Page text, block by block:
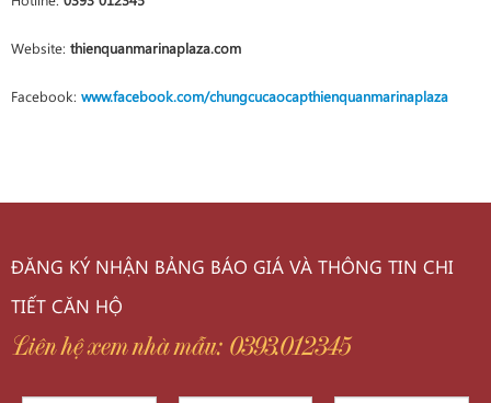
Website: thienquanmarinaplaza.com
Facebook: www.facebook.com/chungcucaocapthienquanmarinaplaza
ĐĂNG KÝ NHẬN BẢNG BÁO GIÁ VÀ THÔNG TIN CHI
TIẾT CĂN HỘ
Liên hệ xem nhà mẫu: 0393.012345